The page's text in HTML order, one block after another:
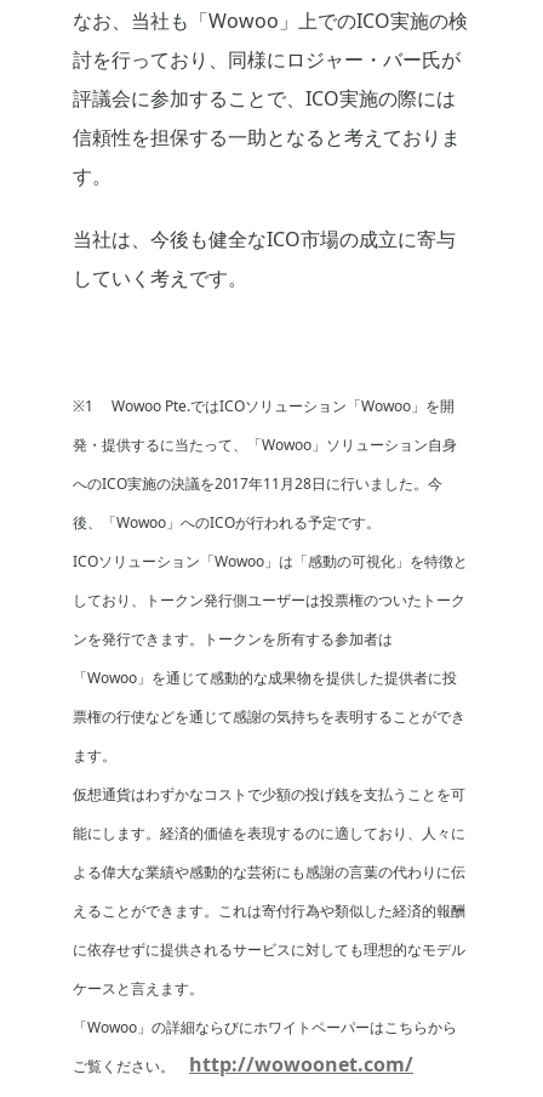
なお、当社も「Wowoo」上でのICO実施の検
討を行っており、同様にロジャー・バー氏が
評議会に参加することで、ICO実施の際には
信頼性を担保する一助となると考えておりま
す。
当社は、今後も健全なICO市場の成立に寄与
していく考えです。
※1 Wowoo Pte.ではICOソリューション「Wowoo」を開
発・提供するに当たって、「Wowoo」ソリューション自身
へのICO実施の決議を2017年11月28日に行いました。今
後、「Wowoo」へのICOが行われる予定です。
ICOソリューション「Wowoo」は「感動の可視化」を特徴と
しており、トークン発行側ユーザーは投票権のついたトーク
ンを発行できます。トークンを所有する参加者は
「Wowoo」を通じて感動的な成果物を提供した提供者に投
票権の行使などを通じて感謝の気持ちを表明することができ
ます。
仮想通貨はわずかなコストで少額の投げ銭を支払うことを可
能にします。経済的価値を表現するのに適しており、人々に
よる偉大な業績や感動的な芸術にも感謝の言葉の代わりに伝
えることができます。これは寄付行為や類似した経済的報酬
に依存せずに提供されるサービスに対しても理想的なモデル
ケースと言えます。
「Wowoo」の詳細ならびにホワイトペーパーはこちらから
ご覧ください。 http://wowoonet.com/